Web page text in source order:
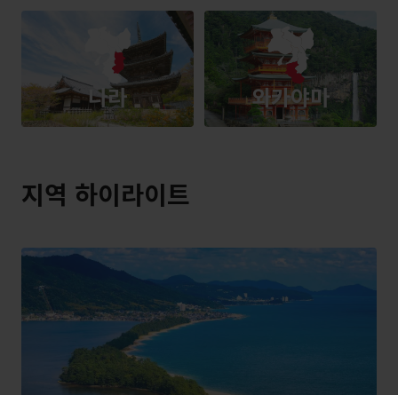
나라 와카야마
지역 하이라이트